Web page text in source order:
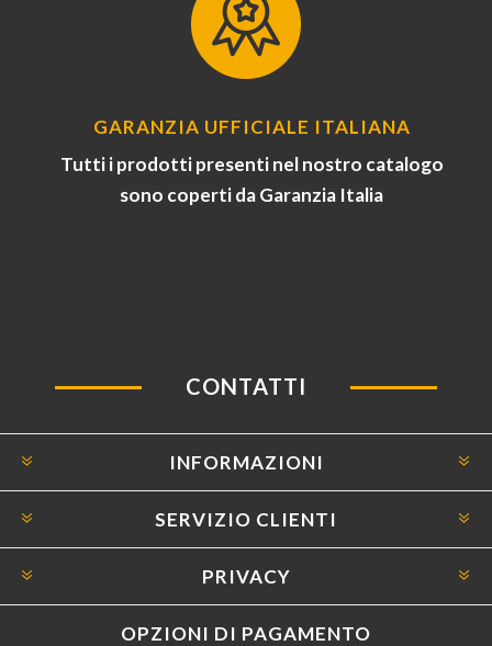
GARANZIA UFFICIALE ITALIANA
Tutti i prodotti presenti nel nostro catalogo
sono coperti da Garanzia Italia
CONTATTI
INFORMAZIONI
SERVIZIO CLIENTI
PRIVACY
OPZIONI DI PAGAMENTO